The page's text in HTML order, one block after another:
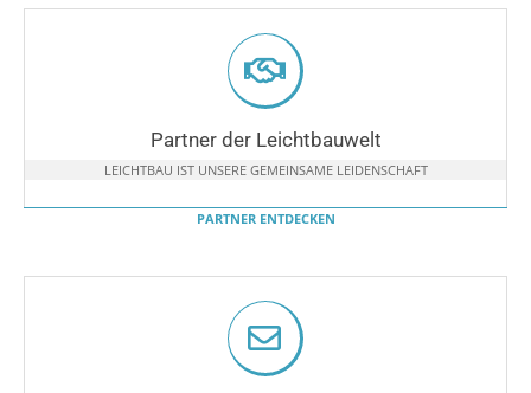
Partner der Leichtbauwelt
LEICHTBAU IST UNSERE GEMEINSAME LEIDENSCHAFT
PARTNER ENTDECKEN